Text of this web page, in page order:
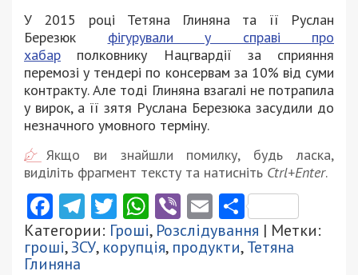
У 2015 році Тетяна Глиняна та її Руслан
Березюк фігурували у справі про
хабар полковнику Нацгвардії за сприяння
перемозі у тендері по консервам за 10% від суми
контракту. Але тоді Глиняна взагалі не потрапила
у вирок, а її зятя Руслана Березюка засудили до
незначного умовного терміну.
Якщо ви знайшли помилку, будь ласка,
виділіть фрагмент тексту та натисніть Ctrl+Enter.
Facebook
Telegram
Twitter
WhatsApp
ViberEmail
Категории: Гроші, Розслідування | Метки:
гроші,ЗСУ, корупція, продукти,Тетяна
Глиняна